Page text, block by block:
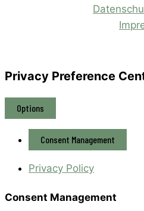
Privacy Preference
Options
Consent Management
Privacy Policy
Consent Management